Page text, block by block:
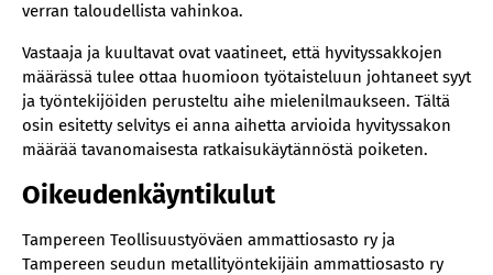
verran taloudellista vahinkoa.
Vastaaja ja kuultavat ovat vaatineet, että hyvityssakkojen
määrässä tulee ottaa huomioon työtaisteluun johtaneet syyt
ja työntekijöiden perusteltu aihe mielenilmaukseen. Tältä
osin esitetty selvitys ei anna aihetta arvioida hyvityssakon
määrää tavanomaisesta ratkaisukäytännöstä poiketen.
Oikeudenkäyntikulut
Tampereen Teollisuustyöväen ammattiosasto ry ja
Tampereen seudun metallityöntekijäin ammattiosasto ry